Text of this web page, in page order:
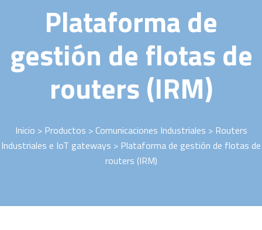
Plataforma de
gestión de flotas de
routers (IRM)
Inicio > Productos >Comunicaciones Industriales > Routers
Industriales e IoT gateways > Plataforma de gestión de flotas de
routers (IRM)